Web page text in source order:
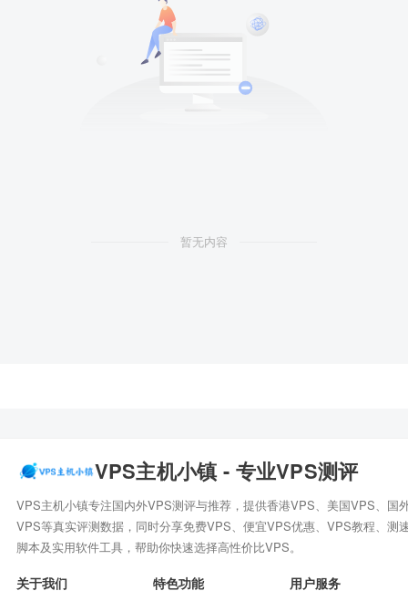
暂无内容
VPS主机小镇 - 专业VPS测评
VPS主机小镇专注国内外VPS测评与推荐，提供香港VPS、美国VPS、国
VPS等真实评测数据，同时分享免费VPS、便宜VPS优惠、VPS教程、测
脚本及实用软件工具，帮助你快速选择高性价比VPS。
关于我们 特色功能 用户服务